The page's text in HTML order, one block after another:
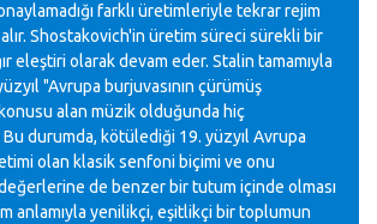
farklı üretimleriyle tekrar rejim
Shostakovich'in üretim süreci sürekli bir
eleştiri olarak devam eder. Stalin tamamıyla
"Avrupa burjuvasının çürümüş
alan müzik olduğunda hiç
durumda, kötülediği 19. yüzyıl Avrupa
olan klasik senfoni biçimi ve onu
de benzer bir tutum içinde olması
anlamıyla yenilikçi, eşitlikçi bir toplumun